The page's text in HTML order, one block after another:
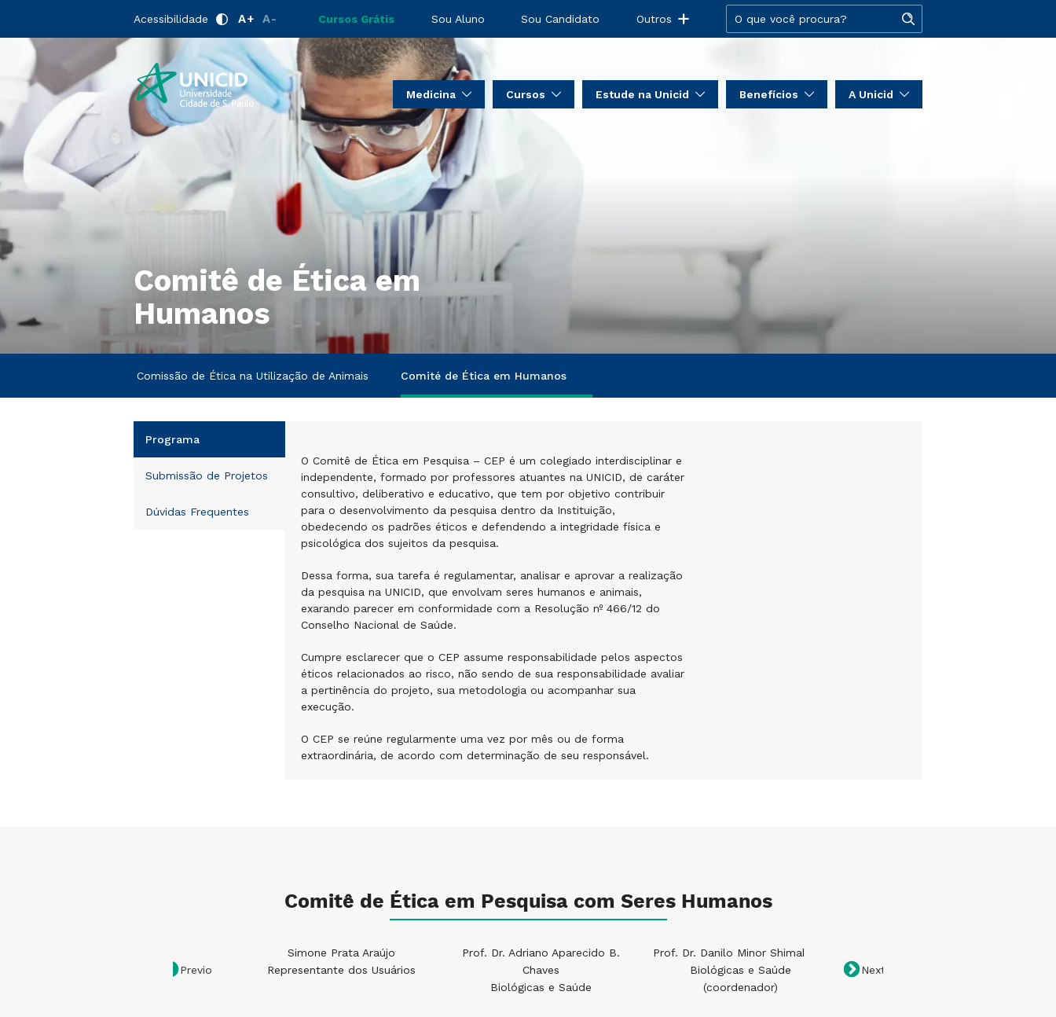
Acessibilidade A+ A- Cursos Grátis Sou Aluno Sou Candidato Outros
Medicina Cursos Estude na Unicid Benefícios A Unicid
Comitê de Ética em
Humanos
Comissão de Ética na Utilização de Animais Comité de Ética em Humanos
Programa
Submissão de Projetos
Dúvidas Frequentes
O Comitê de Ética em Pesquisa – CEP é um colegiado interdisciplinar e
independente, formado por professores atuantes na UNICID, de caráter
consultivo, deliberativo e educativo, que tem por objetivo contribuir
para o desenvolvimento da pesquisa dentro da Instituição,
obedecendo os padrões éticos e defendendo a integridade física e
psicológica dos sujeitos da pesquisa.
Dessa forma, sua tarefa é regulamentar, analisar e aprovar a realização
da pesquisa na UNICID, que envolvam seres humanos e animais,
exarando parecer em conformidade com a Resolução nº 466/12 do
Conselho Nacional de Saúde.
Cumpre esclarecer que o CEP assume responsabilidade pelos aspectos
éticos relacionados ao risco, não sendo de sua responsabilidade avaliar
a pertinência do projeto, sua metodologia ou acompanhar sua
execução.
O CEP se reúne regularmente uma vez por mês ou de forma
extraordinária, de acordo com determinação de seu responsável.
Comitê de Ética em Pesquisa com Seres Humanos
Simone Prata Araújo
Representante dos Usuários
Prof. Dr. Adriano Aparecido B.
Chaves
Biológicas e Saúde
Prof. Dr. Danilo Minor Shimabuko
Biológicas e Saúde
(coordenador)
Previous Next